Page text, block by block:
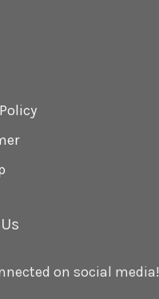
on social media!